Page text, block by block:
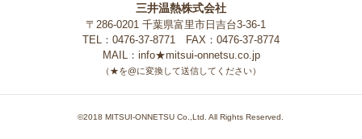
三井温熱株式会社
〒286-0201 千葉県富里市日吉台3-36-1
TEL：0476-37-8771 FAX：0476-37-8774
MAIL：info★mitsui-onnetsu.co.jp
（★を@に変換して送信してください）
©2018 MITSUI-ONNETSU Co.,Ltd. All Rights Reserved.